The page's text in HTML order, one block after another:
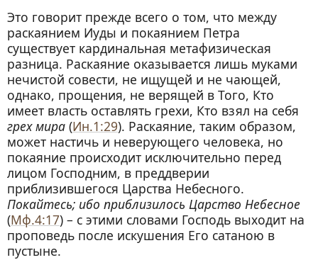
Это говорит прежде всего о том, что между
раскаянием Иуды и покаянием Петра
существует кардинальная метафизическая
разница. Раскаяние оказывается лишь муками
нечистой совести, не ищущей и не чающей,
однако, прощения, не верящей в Того, Кто
имеет власть оставлять грехи, Кто взял на себя
грех мира (Ин.1:29). Раскаяние, таким образом,
может настичь и неверующего человека, но
покаяние происходит исключительно перед
лицом Господним, в преддверии
приблизившегося Царства Небесного.
Покайтесь; ибо приблизилось Царство Небесное
(Мф.4:17) – с этими словами Господь выходит на
проповедь после искушения Его сатаною в
пустыне.